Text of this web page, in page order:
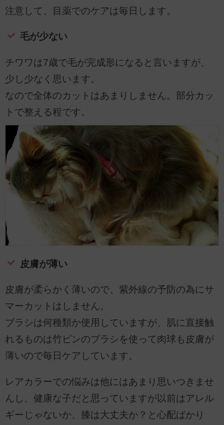
注意して、目薬でのケアは毎日します。
毛が少ない
チワワは7歳で毛が完成形になると言いますが、
少し少なく思います。
なので全体のカットはあまりしません。部分カッ
トで整える程です。
皮膚が薄い
皮膚が柔らかく薄いので、紫外線の予防の為にサ
マーカットはしません。
ブラシは何種類か使用していますが、肌に直接触
れるものは竹ピンのブラシを使って肉球も皮膚が
薄いので毎日ケアしています。
レアカラーでの悩みは他にはあまり思いつきませ
んし、健康な子だと思っていますが以前はアレル
ギーじゃないか、膝は大丈夫か？と心配ばかり